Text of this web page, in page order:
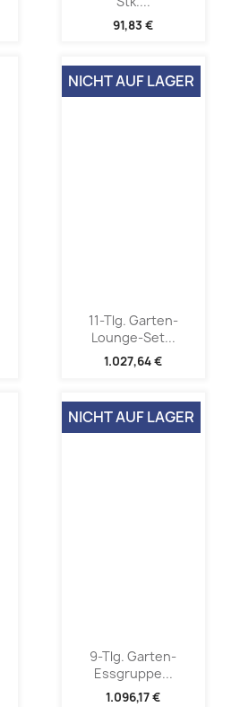
91,83 €
11-Tlg. Garten-
Lounge-Set...
1.027,64 €
NICHT AUF LAGER
9-Tlg. Garten-
Essgruppe...
1.096,17 €
NICHT AUF LAGER